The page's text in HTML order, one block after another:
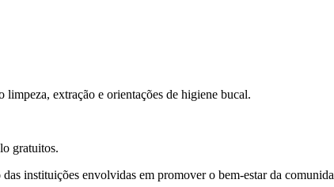
extração e orientações de higiene bucal.
gratuitos.
instituições envolvidas em promover o bem-estar da